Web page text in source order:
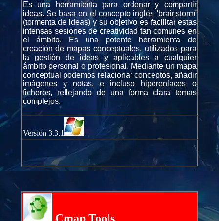
Es una herramienta para ordenar y compartir
ideas. Se basa en el concepto inglés 'brainstorm'
(tormenta de ideas) y su objetivo es facilitar estas
intensas sesiones de creatividad tan comunes en
el ámbito. Es una potente herramienta de
creación de mapas conceptuales, utilizados para
la gestión de ideas y aplicables a cualquier
ámbito personal o profesional. Mediante un mapa
conceptual podemos relacionar conceptos, añadir
imágenes y notas, e incluso hiperenlaces o
ficheros, reflejando de una forma clara temas
complejos.
Versión 3.3.1
Cmap Tools